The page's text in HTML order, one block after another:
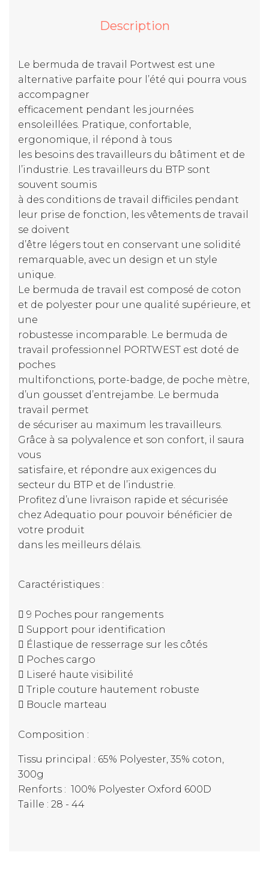
Description
Le bermuda de travail Portwest est une
alternative parfaite pour l’été qui pourra vous
accompagner
efficacement pendant les journées
ensoleillées. Pratique, confortable,
ergonomique, il répond à tous
les besoins des travailleurs du bâtiment et de
l’industrie. Les travailleurs du BTP sont
souvent soumis
à des conditions de travail difficiles pendant
leur prise de fonction, les vêtements de travail
se doivent
d’être légers tout en conservant une solidité
remarquable, avec un design et un style
unique.
Le bermuda de travail est composé de coton
et de polyester pour une qualité supérieure, et
une
robustesse incomparable. Le bermuda de
travail professionnel PORTWEST est doté de
poches
multifonctions, porte-badge, de poche mètre,
d’un gousset d’entrejambe. Le bermuda
travail permet
de sécuriser au maximum les travailleurs.
Grâce à sa polyvalence et son confort, il saura
vous
satisfaire, et répondre aux exigences du
secteur du BTP et de l’industrie.
Profitez d’une livraison rapide et sécurisée
chez Adequatio pour pouvoir bénéficier de
votre produit
dans les meilleurs délais.
Caractéristiques :
 9 Poches pour rangements
 Support pour identification
 Élastique de resserrage sur les côtés
 Poches cargo
 Liseré haute visibilité
 Triple couture hautement robuste
 Boucle marteau
Composition :
Tissu principal : 65% Polyester, 35% coton,
300g
Renforts : 100% Polyester Oxford 600D
Taille : 28 - 44